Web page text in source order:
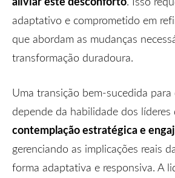
adaptativo e comprometido em
que abordam as mudanças
transformação duradoura.
Uma transição bem-sucedida
depende da habilidade dos líderes
contemplação estratégica e
gerenciando as implicações reais
forma adaptativa e responsiva. A